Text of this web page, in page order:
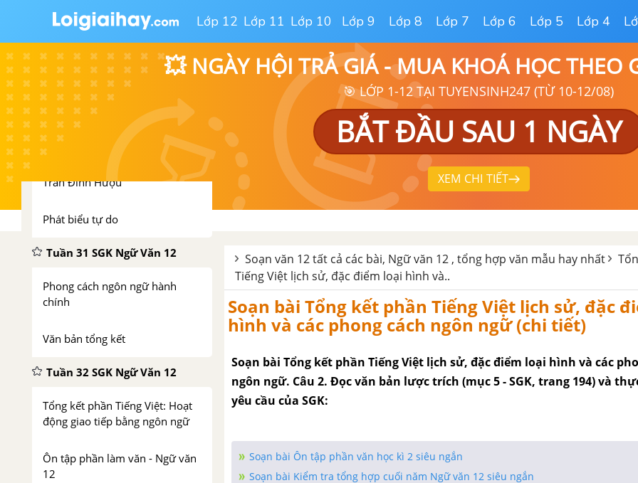
Lớp 12 Lớp 11 Lớp 10 Lớp 9 Lớp 8 Lớp 7 Lớp 6 Lớp 5 Lớp 4
💥 NGÀY HỘI TRẢ GIÁ - MUA KHOÁ HỌC THEO
🎯 LỚP 1-12 TẠI TUYENSINH247 (TỪ 10-12/08)
BẮT ĐẦU SAU 1 NGÀY
XEM CHI TIẾT
Hồn Trương Ba Da Hàng Thịt -
Lưu Quang Vũ
Diễn đạt trong văn nghị luận
(tiếp theo)
Tuần 30 SGK Ngữ Văn 12
Nhìn về vốn văn hóa dân tộc -
Trần Đình Hượu
Phát biểu tự do
Tuần 31 SGK Ngữ Văn 12
Phong cách ngôn ngữ hành
chính
Văn bản tổng kết
Tuần 32 SGK Ngữ Văn 12
Tổng kết phần Tiếng Việt: Hoạt
động giao tiếp bằng ngôn ngữ
Ôn tập phần làm văn - Ngữ văn
12
Soạn văn 12 tất cả các bài, Ngữ văn 12 , tổng hợp văn mẫu hay nhất
Tiếng Việt lịch sử, đặc điểm loại hình và..
Soạn bài Tổng kết phần Tiếng Việt lịch sử, đặc
hình và các phong cách ngôn ngữ (chi tiết)
Soạn bài Tổng kết phần Tiếng Việt lịch sử, đặc điểm loại hình và các
ngôn ngữ. Câu 2. Đọc văn bản lược trích (mục 5 - SGK, trang 194) và
yêu cầu của SGK:
Soạn bài Ôn tập phần văn học kì 2 siêu ngắn
Soạn bài Kiểm tra tổng hợp cuối năm Ngữ văn 12 siêu ngắn